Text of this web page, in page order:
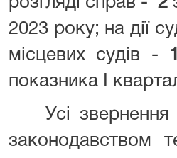
2023 року; на дії
місцевих судів -
показника І
Усі звернення
законодавством